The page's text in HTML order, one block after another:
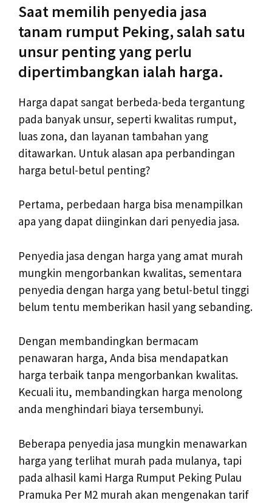
Saat memilih penyedia jasa
tanam rumput Peking, salah satu
unsur penting yang perlu
dipertimbangkan ialah harga.
Harga dapat sangat berbeda-beda tergantung
pada banyak unsur, seperti kwalitas rumput,
luas zona, dan layanan tambahan yang
ditawarkan. Untuk alasan apa perbandingan
harga betul-betul penting?
Pertama, perbedaan harga bisa menampilkan
apa yang dapat diinginkan dari penyedia jasa.
Penyedia jasa dengan harga yang amat murah
mungkin mengorbankan kwalitas, sementara
penyedia dengan harga yang betul-betul tinggi
belum tentu memberikan hasil yang sebanding.
Dengan membandingkan bermacam
penawaran harga, Anda bisa mendapatkan
harga terbaik tanpa mengorbankan kwalitas.
Kecuali itu, membandingkan harga menolong
anda menghindari biaya tersembunyi.
Beberapa penyedia jasa mungkin menawarkan
harga yang terlihat murah pada mulanya, tapi
pada alhasil kami Harga Rumput Peking Pulau
Pramuka Per M2 murah akan mengenakan tarif